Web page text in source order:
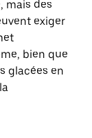
mais des
exiger
bien que
glacées en